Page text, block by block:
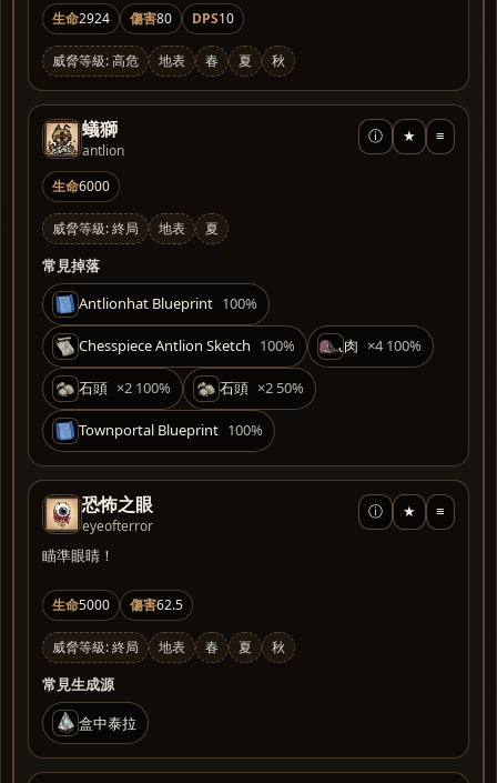
生命2924 傷害80 DPS10
威脅等級: 高危 地表 春 夏 秋
蟻獅
antlion
ⓘ ★ ≡
生命6000
威脅等級: 終局 地表 夏
常見掉落
Antlionhat Blueprint 100%
Chesspiece Antlion Sketch 100% 肉 ×4 100%
石頭 ×2 100% 石頭 ×2 50%
Townportal Blueprint 100%
恐怖之眼
eyeofterror
ⓘ ★ ≡
瞄準眼睛！
生命5000 傷害62.5
威脅等級: 終局 地表 春 夏 秋
常見生成源
盒中泰拉